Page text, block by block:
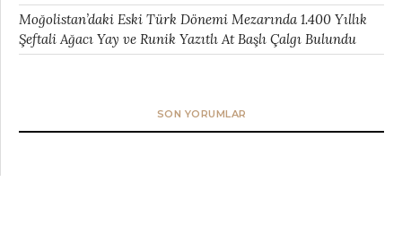
Moğolistan’daki Eski Türk Dönemi Mezarında 1.400 Yıllık
Şeftali Ağacı Yay ve Runik Yazıtlı At Başlı Çalgı Bulundu
SON YORUMLAR